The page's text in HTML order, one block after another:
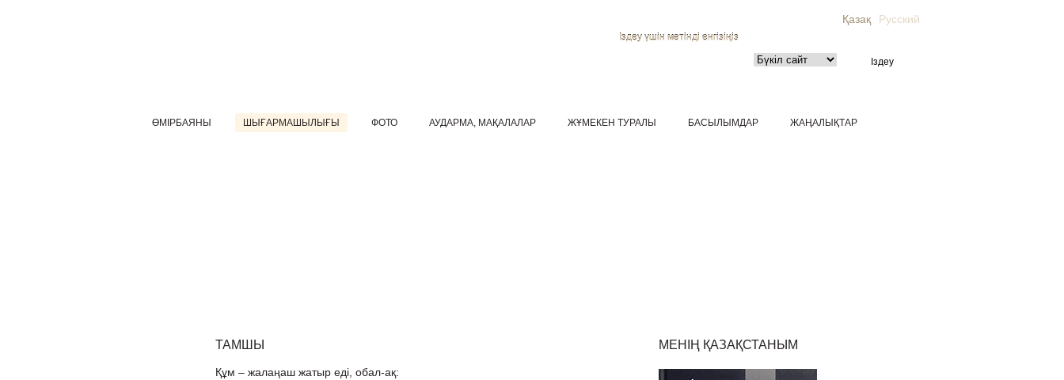
Қазақ Русский
Іздеу үшін мәтінді енгізіңіз
ӨМІРБАЯНЫ ШЫҒАРМАШЫЛЫҒЫ ФОТО АУДАРМА, МАҚАЛАЛАР ЖҰМЕКЕН ТУРАЛЫ БАСЫЛЫМДАР ЖАҢАЛЫҚТАР
ТАМШЫ
Құм – жалаңаш жатыр еді, обал-ақ:
МЕНІҢ ҚАЗАҚСТАНЫМ